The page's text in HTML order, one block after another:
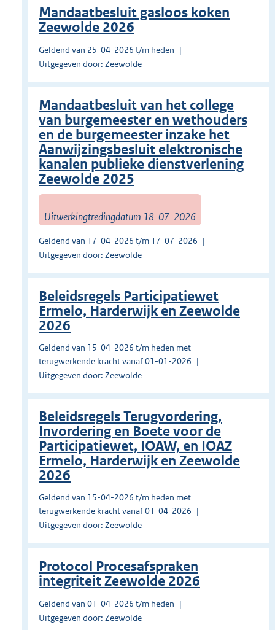
Mandaatbesluit gasloos koken
Zeewolde 2026
Geldend van 25-04-2026 t/m heden
Uitgegeven door: Zeewolde
Mandaatbesluit van het college
van burgemeester en wethouders
en de burgemeester inzake het
Aanwijzingsbesluit elektronische
kanalen publieke dienstverlening
Zeewolde 2025
Uitwerkingtredingdatum 18-07-2026
Geldend van 17-04-2026 t/m 17-07-2026
Uitgegeven door: Zeewolde
Beleidsregels Participatiewet
Ermelo, Harderwijk en Zeewolde
2026
Geldend van 15-04-2026 t/m heden met
terugwerkende kracht vanaf 01-01-2026
Uitgegeven door: Zeewolde
Beleidsregels Terugvordering,
Invordering en Boete voor de
Participatiewet, IOAW, en IOAZ
Ermelo, Harderwijk en Zeewolde
2026
Geldend van 15-04-2026 t/m heden met
terugwerkende kracht vanaf 01-04-2026
Uitgegeven door: Zeewolde
Protocol Procesafspraken
integriteit Zeewolde 2026
Geldend van 01-04-2026 t/m heden
Uitgegeven door: Zeewolde